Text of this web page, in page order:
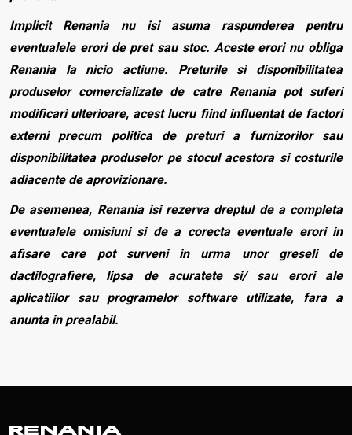
Implicit Renania nu isi asuma raspunderea pentru
eventualele erori de pret sau stoc. Aceste erori nu obliga
Renania la nicio actiune. Preturile si disponibilitatea
produselor comercializate de catre Renania pot suferi
modificari ulterioare, acest lucru fiind influentat de factori
externi precum politica de preturi a furnizorilor sau
disponibilitatea produselor pe stocul acestora si costurile
adiacente de aprovizionare.
De asemenea, Renania isi rezerva dreptul de a completa
eventualele omisiuni si de a corecta eventuale erori in
afisare care pot surveni in urma unor greseli de
dactilografiere, lipsa de acuratete si/ sau erori ale
aplicatiilor sau programelor software utilizate, fara a
anunta in prealabil.